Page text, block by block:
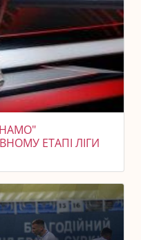
ЕТАПІ ЛІГИ